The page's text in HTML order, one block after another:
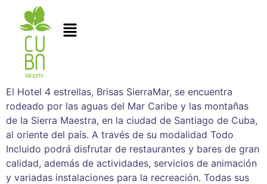
El Hotel 4 estrellas, Brisas SierraMar, se encuentra
rodeado por las aguas del Mar Caribe y las montañas
de la Sierra Maestra, en la ciudad de Santiago de Cuba,
al oriente del país. A través de su modalidad Todo
Incluido podrá disfrutar de restaurantes y bares de gran
calidad, además de actividades, servicios de animación
y variadas instalaciones para la recreación. Todas sus